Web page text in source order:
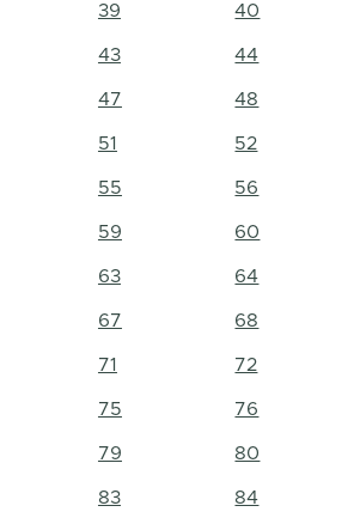
39 40
43 44
47 48
51 52
55 56
59 60
63 64
67 68
71 72
75 76
79 80
83 84